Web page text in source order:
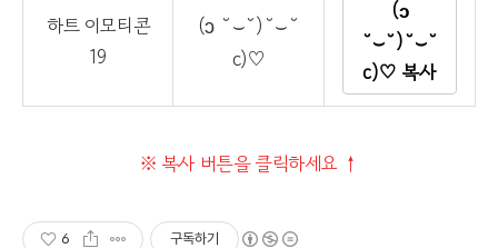
하트 이모티콘
19
(ɔ ˘⌣˘)˘⌣˘
c)♡
(ɔ
˘⌣˘)˘⌣˘
c)♡ 복사
※ 복사 버튼을 클릭하세요 ↑
6 구독하기